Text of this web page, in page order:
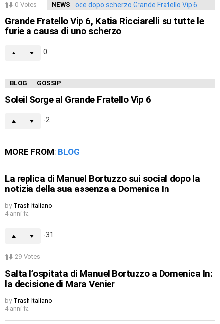
0 Votes NEWS
Grande Fratello Vip 6, Katia Ricciarelli su tutte le
furie a causa di uno scherzo
0
BLOG GOSSIP
Soleil Sorge al Grande Fratello Vip 6
-2
MORE FROM: BLOG
La replica di Manuel Bortuzzo sui social dopo la
notizia della sua assenza a Domenica In
by Trash Italiano
4 anni fa
-31
29 Votes
Salta l’ospitata di Manuel Bortuzzo a Domenica In:
la decisione di Mara Venier
by Trash Italiano
4 anni fa